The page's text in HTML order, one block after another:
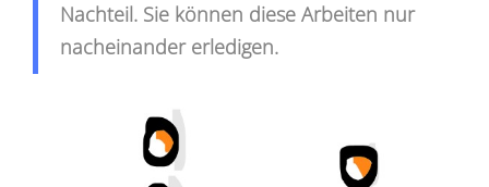
Nachteil. Sie können diese Arbeiten nur
nacheinander erledigen.